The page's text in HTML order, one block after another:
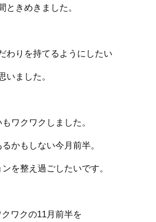
ときめきました。
わりを持てるようにしたい
いました。
ワクワクしました。
かもしない今月前半。
を整え過ごしたいです。
ワクの11 月前半を